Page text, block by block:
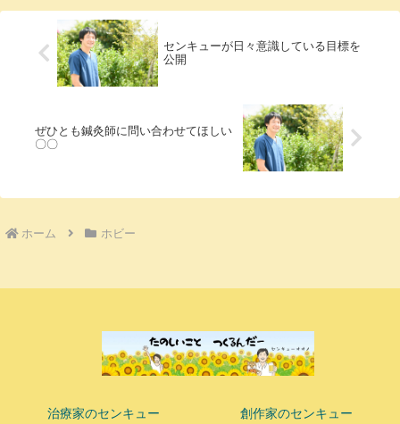
センキューが日々意識している目標を
公開
ぜひとも鍼灸師に問い合わせてほしい
〇〇
ホーム ホビー
治療家のセンキュー 創作家のセンキュー